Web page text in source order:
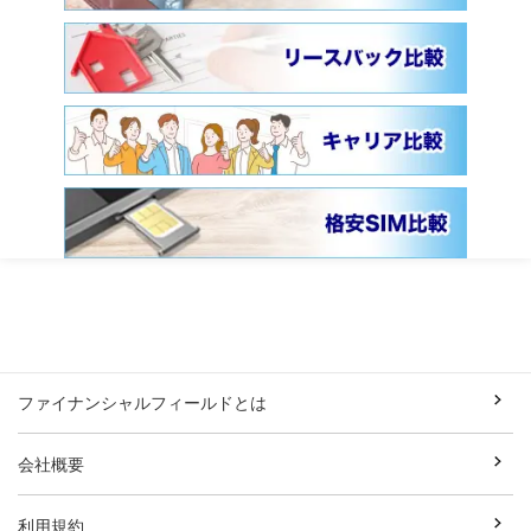
ファイナンシャルフィールドとは
会社概要
利用規約